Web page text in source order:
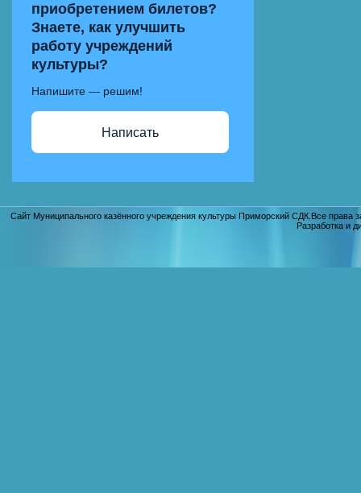
приобретением билетов?
Знаете, как улучшить
работу учреждений
культуры?
Напишите — решим!
Написать
Сайт Муниципального казённого учреждения культуры Приморский СДК.Все
Разработка и